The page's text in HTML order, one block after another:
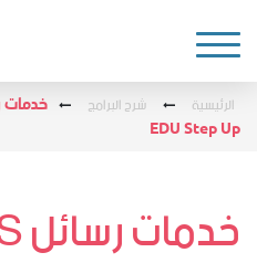
الرئيسية شرح البرامج
EDU Step Up